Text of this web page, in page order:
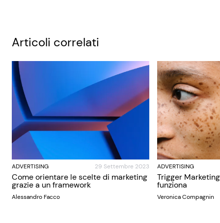
Articoli correlati
ADVERTISING 29 Settembre 2023
Come orientare le scelte di marketing
grazie a un framework
Alessandro Facco
ADVERTISING
Trigger
funziona
Veronica Compagnin